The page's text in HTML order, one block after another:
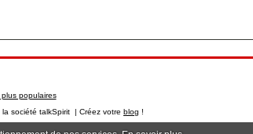
populaires
société talkSpirit | Créez votre blog !